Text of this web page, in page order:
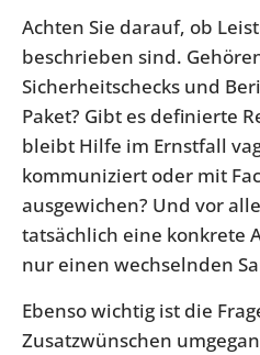
Achten Sie darauf, ob
beschrieben sind.
Sicherheitschecks und
Paket? Gibt es definierte
bleibt Hilfe im Ernstfall
kommuniziert oder mit
ausgewichen? Und vor
tatsächlich eine konkrete
nur einen wechselnden
Ebenso wichtig ist die
Zusatzwünschen